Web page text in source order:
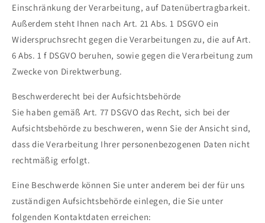
Einschränkung der Verarbeitung, auf Datenübertragbarkeit.
Außerdem steht Ihnen nach Art. 21 Abs. 1 DSGVO ein
Widerspruchsrecht gegen die Verarbeitungen zu, die auf Art.
6 Abs. 1 f DSGVO beruhen, sowie gegen die Verarbeitung zum
Zwecke von Direktwerbung.
Beschwerderecht bei der Aufsichtsbehörde
Sie haben gemäß Art. 77 DSGVO das Recht, sich bei der
Aufsichtsbehörde zu beschweren, wenn Sie der Ansicht sind,
dass die Verarbeitung Ihrer personenbezogenen Daten nicht
rechtmäßig erfolgt.
Eine Beschwerde können Sie unter anderem bei der für uns
zuständigen Aufsichtsbehörde einlegen, die Sie unter
folgenden Kontaktdaten erreichen: